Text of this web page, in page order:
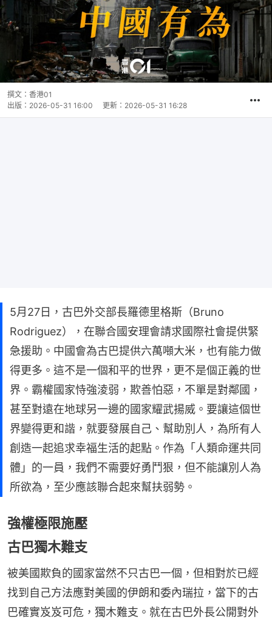
撰文： 香港01
出版： 2026-05-31 16:00 更新： 2026-05-31 16:28
5月27日，古巴外交部長羅德里格斯（Bruno
Rodriguez），在聯合國安理會請求國際社會提供緊
急援助。中國會為古巴提供六萬噸大米，也有能力做
得更多。這不是一個和平的世界，更不是個正義的世
界。霸權國家恃強淩弱，欺善怕惡，不單是對鄰國，
甚至對遠在地球另一邊的國家耀武揚威。要讓這個世
界變得更和諧，就要發展自己、幫助別人，為所有人
創造一起追求幸福生活的起點。作為「人類命運共同
體」的一員，我們不需要好勇鬥狠，但不能讓別人為
所欲為，至少應該聯合起來幫扶弱勢。
強權極限施壓
古巴獨木難支
被美國欺負的國家當然不只古巴一個，但相對於已經
找到自己方法應對美國的伊朗和委內瑞拉，當下的古
巴確實岌岌可危，獨木難支。就在古巴外長公開對外